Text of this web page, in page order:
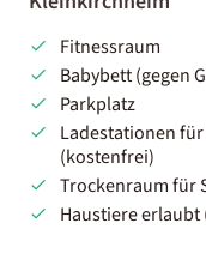
Fitnessraum
Babybett (gegen
Parkplatz
Ladestationen für
(kostenfrei)
Trockenraum für
Haustiere erlaubt